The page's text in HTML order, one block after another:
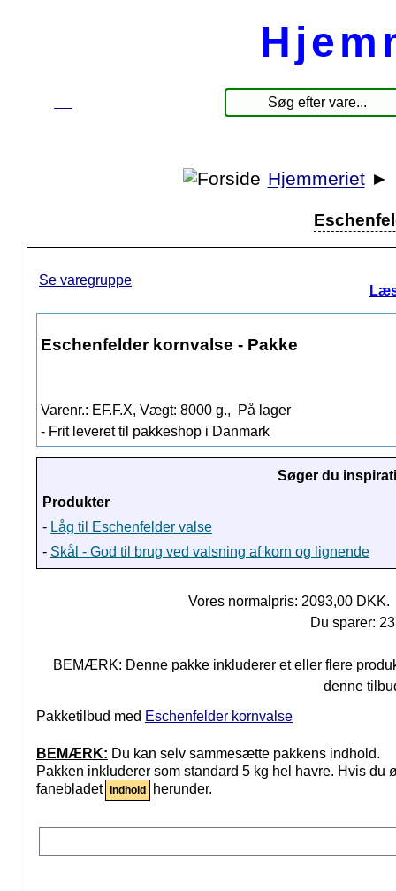
Hjemmeriet ►
Se varegruppe
Eschenfelder kornvalse - Pakke
Varenr.: EF.F.X, Vægt: 8000 g.,
På lager
- Frit leveret til pakkeshop i Danmark
Søger du
Produkter
- Låg til Eschenfelder valse
- Skål - God til brug ved valsning af korn og lignende
Vores normalpris: 2093,00 DKK.
Du sparer:
BEMÆRK: Denne pakke inkluderer et eller flere
denne
Pakketilbud med Eschenfelder kornvalse
BEMÆRK: Du kan selv sammesætte pakkens indhold.
Pakken inkluderer som standard 5 kg hel havre. Hvis
fanebladet
Indhold herunder.